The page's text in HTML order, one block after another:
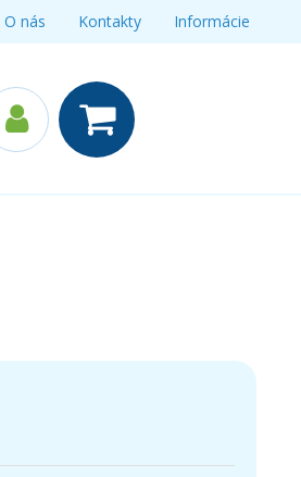
O nás Kontakty Informácie